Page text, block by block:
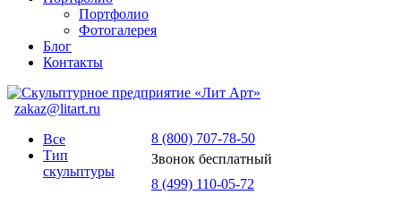
Портфолио
Фотогалерея
Блог
Контакты
zakaz@litart.ru
8 (800) 707-78-50
Звонок бесплатный
8 (499) 110-05-72
Все
Тип
скульптуры